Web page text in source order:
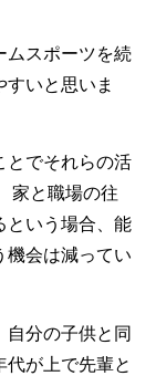
スポーツを続
いと思いま
でそれらの活
家と職場の往
という場合、能
機会は減ってい
分の子供と同
が上で先輩と